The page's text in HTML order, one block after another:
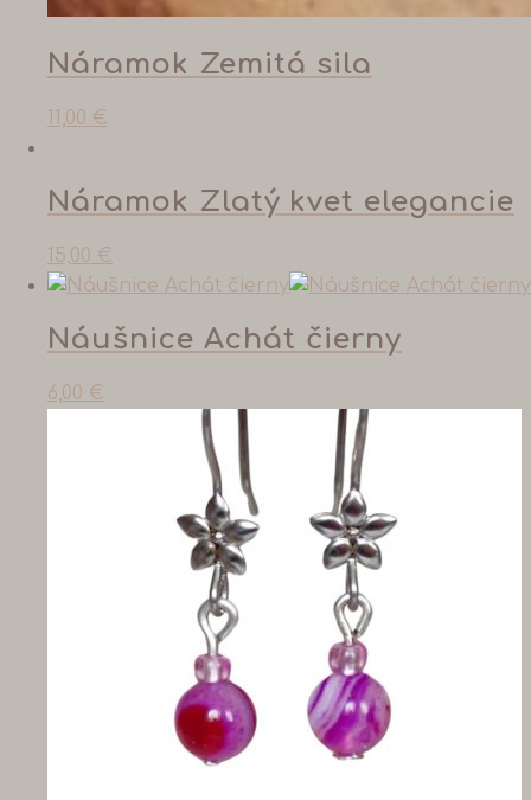
Náramok Zemitá sila
11,00 €
Náramok Zlatý kvet elegancie
15,00 €
Náušnice Achát čierny
6,00 €